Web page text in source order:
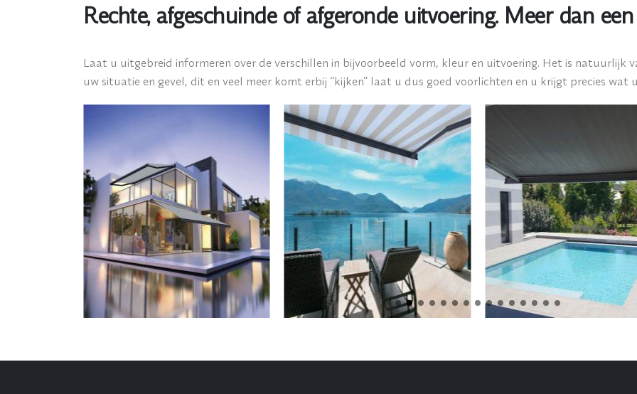
Rechte, afgeschuinde of afgeronde uitvoering. Meer dan
Laat u uitgebreid informeren over de verschillen in bijvoorbeeld vorm, kleur en uitvoering. Het is natuurlijk
uw situatie en gevel, dit en veel meer komt erbij “kijken” laat u dus goed voorlichten en u krijgt precies wat